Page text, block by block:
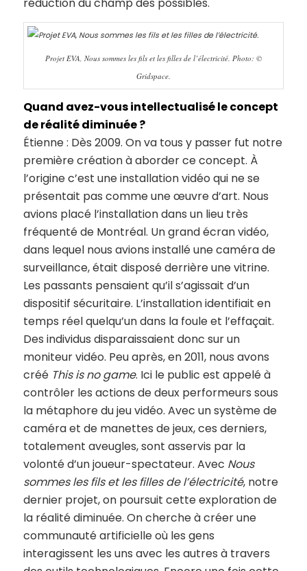
Projet EVA, Nous sommes les fils et les filles de l’électricité. Photo: ©
Gridspace.
Quand avez-vous intellectualisé le concept
de réalité diminuée ?
Étienne : Dès 2009. On va tous y passer fut notre
première création à aborder ce concept. À
l’origine c’est une installation vidéo qui ne se
présentait pas comme une œuvre d’art. Nous
avions placé l’installation dans un lieu très
fréquenté de Montréal. Un grand écran vidéo,
dans lequel nous avions installé une caméra de
surveillance, était disposé derrière une vitrine.
Les passants pensaient qu’il s’agissait d’un
dispositif sécuritaire. L’installation identifiait en
temps réel quelqu’un dans la foule et l’effaçait.
Des individus disparaissaient donc sur un
moniteur vidéo. Peu après, en 2011, nous avons
créé This is no game. Ici le public est appelé à
contrôler les actions de deux performeurs sous
la métaphore du jeu vidéo. Avec un système de
caméra et de manettes de jeux, ces derniers,
totalement aveugles, sont asservis par la
volonté d’un joueur-spectateur. Avec Nous
sommes les fils et les filles de l’électricité, notre
dernier projet, on poursuit cette exploration de
la réalité diminuée. On cherche à créer une
communauté artificielle où les gens
interagissent les uns avec les autres à travers